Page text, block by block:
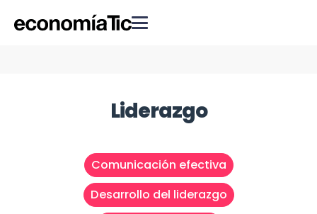
Liderazgo
Comunicación efectiva
Desarrollo del liderazgo